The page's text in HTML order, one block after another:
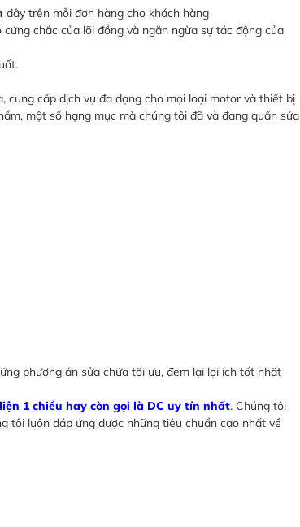
dây trên mỗi đơn hàng cho khách hàng
chắc của lõi đồng và ngăn ngừa sự tác động của
cung cấp dịch vụ đa dạng cho mọi loại motor và thiết bị
một số hạng mục mà chúng tôi đã và đang quấn sửa
phương án sửa chữa tối ưu, đem lại lợi ích tốt nhất
1 chiều hay còn gọi là DC uy tín nhất. Chúng tôi
tôi luôn đáp ứng được những tiêu chuẩn cao nhất về